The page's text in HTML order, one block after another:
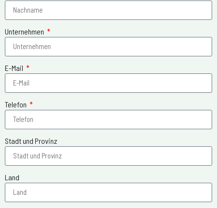
Unternehmen
E-Mail
Telefon
Stadt und Provinz
Land